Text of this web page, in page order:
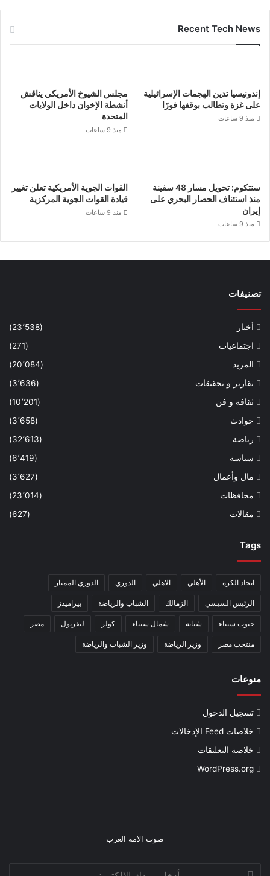
Recent Tech News
إندونيسيا تدين الهجمات الإسرائيلية
على غزة وتطالب بوقفها فورًا
منذ 9 ساعات
مجلس الشيوخ الأمريكي يناقش
أنشطة الإخوان داخل الولايات
المتحدة
منذ 9 ساعات
سنتكوم: تحويل مسار 48 سفينة
منذ استئناف الحصار البحري على
إيران
منذ 9 ساعات
القوات الجوية الأمريكية تعلن تغيير
قيادة القوات الجوية المركزية
منذ 9 ساعات
تصنيفات
أخبار
(23٬538)
اجتماعيات
(271)
المزيد
(20٬084)
تقارير و تحقيقات
(3٬636)
ثقافة و فن
(10٬201)
حوادث
(3٬658)
رياضة
(32٬613)
سياسة
(6٬419)
مال وأعمال
(3٬627)
محافظات
(23٬014)
مقالات
(627)
Tags
اتحاد الكرة الأهلي الاهلي الدوري الدوري الممتاز
الرئيس السيسي الزمالك الشباب والرياضة بيراميدز
جنوب سيناء شبانة شمال سيناء كولر ليفربول مصر
منتخب مصر وزير الرياضة وزير الشباب والرياضة
منوعات
تسجيل الدخول
خلاصات Feed الإدخالات
خلاصة التعليقات
WordPress.org
صوت الامه العرب